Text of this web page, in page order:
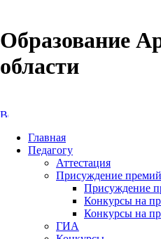
Образование
области
Главная
Педагогу
Аттестация
Присуждение премий
Присуждение
Конкурсы на
Конкурсы на
ГИА